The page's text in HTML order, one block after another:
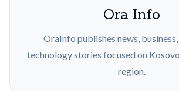
Ora Info
OraInfo publishes news,
technology stories focused on
region.